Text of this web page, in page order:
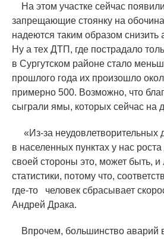
На этом участке сейчас
запрещающие стоянку на
надеются таким образом снизить
Ну а тех ДТП, где пострадало
в Сургутском районе стало
прошлого года их произошло
примерно 500. Возможно, что
сыграли ямы, которых сейчас на
«Из-за
в населенных пунктах у нас
своей стороны это, может быть,
статистики, потому что,
где-то человек сбрасывает
Андрей Драка.
Впрочем, большинство аварий